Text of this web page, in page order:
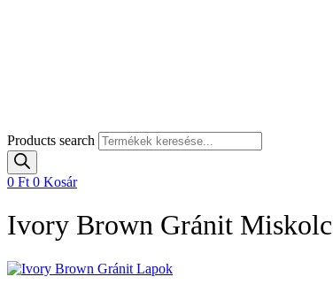
Products search
0 Ft 0 Kosár
Ivory Brown Gránit Miskolc